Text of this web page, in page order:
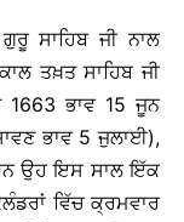
ਸਾਹਿਬ ਜੀ ਨਾਲ
ਤਖ਼ਤ ਸਾਹਿਬ ਜੀ
1663 ਭਾਵ 15 ਜੂਨ
ਭਾਵ 5 ਜੁਲਾਈ),
ਉਹ ਇਸ ਸਾਲ ਇੱਕ
ਵਿੱਚ ਕ੍ਰਮਵਾਰ